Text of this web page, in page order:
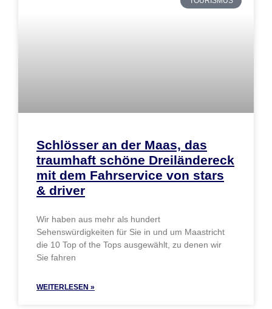
Schlösser an der Maas, das
traumhaft schöne Dreiländereck
mit dem Fahrservice von stars
& driver
Wir haben aus mehr als hundert
Sehenswürdigkeiten für Sie in und um Maastricht
die 10 Top of the Tops ausgewählt, zu denen wir
Sie fahren
WEITERLESEN »